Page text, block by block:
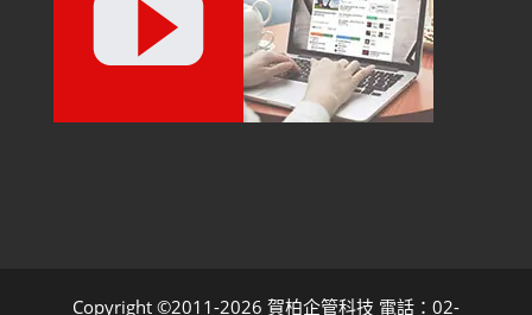
Copyright ©2011-2026 賀柏企管科技 電話：02-